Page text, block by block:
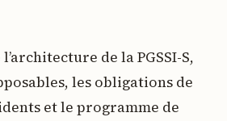
de la PGSSI-S,
les obligations de
et le programme de